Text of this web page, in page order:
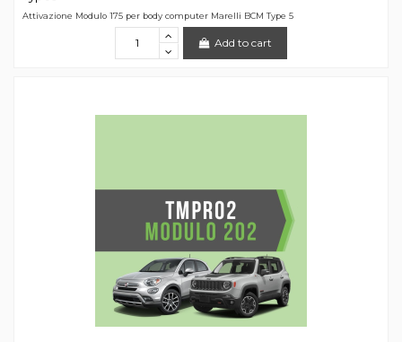
Attivazione Modulo 175 per body computer Marelli BCM Type 5
Add to cart